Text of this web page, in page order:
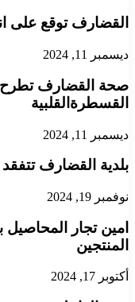
القضارف توقع على
ديسمبر 11, 2024
صحة القضارف
القسطرةالقلبية
ديسمبر 11, 2024
بلدية القضارف
نوفمبر 19, 2024
امين تجار
المنتجين
أكتوبر 17, 2024